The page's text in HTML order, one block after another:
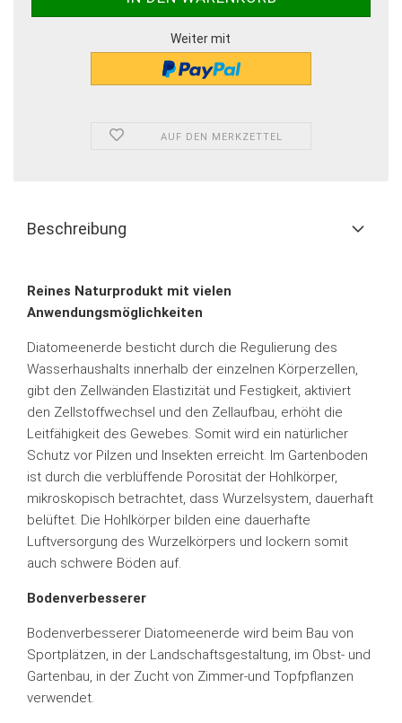
Weiter mit
AUF DEN MERKZETTEL
Beschreibung
Reines Naturprodukt mit vielen
Anwendungsmöglichkeiten
Diatomeenerde besticht durch die Regulierung des
Wasserhaushalts innerhalb der einzelnen Körperzellen,
gibt den Zellwänden Elastizität und Festigkeit, aktiviert
den Zellstoffwechsel und den Zellaufbau, erhöht die
Leitfähigkeit des Gewebes. Somit wird ein natürlicher
Schutz vor Pilzen und Insekten erreicht. Im Gartenboden
ist durch die verblüffende Porosität der Hohlkörper,
mikroskopisch betrachtet, dass Wurzelsystem, dauerhaft
belüftet. Die Hohlkörper bilden eine dauerhafte
Luftversorgung des Wurzelkörpers und lockern somit
auch schwere Böden auf.
Bodenverbesserer
Bodenverbesserer Diatomeenerde wird beim Bau von
Sportplätzen, in der Landschaftsgestaltung, im Obst- und
Gartenbau, in der Zucht von Zimmer-und Topfpflanzen
verwendet.